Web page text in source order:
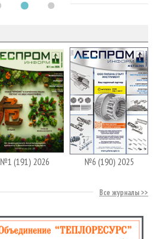
№1 (191) 2026 №6 (190) 2025
Все журналы